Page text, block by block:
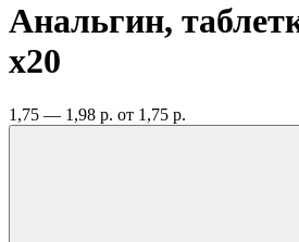
Анальгин,
x20
1,75 — 1,98 р. от 1,75 р.